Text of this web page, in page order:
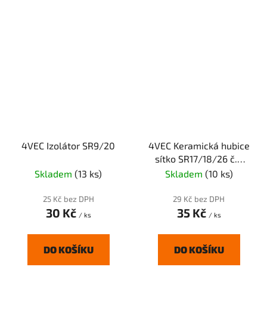
4VEC Izolátor SR9/20
Skladem (13 ks)
25 Kč bez DPH
30 Kč / ks
DO KOŠÍKU
4VEC Keramická hubice
sítko SR17/18/26 č.4
6,5mm sítko
Skladem (10 ks)
29 Kč bez DPH
35 Kč / ks
DO KOŠÍKU